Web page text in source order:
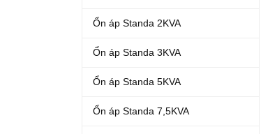
Ổn áp Standa 2KVA
Ổn áp Standa 3KVA
Ổn áp Standa 5KVA
Ổn áp Standa 7,5KVA